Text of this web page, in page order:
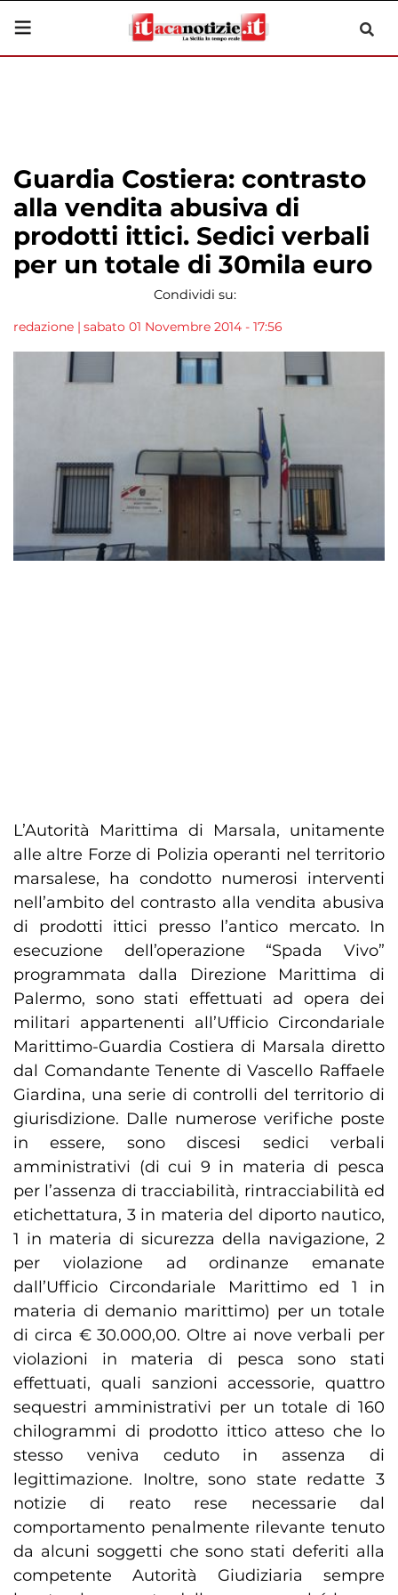
Guardia Costiera: contrasto
alla vendita abusiva di
prodotti ittici. Sedici verbali
per un totale di 30mila euro
Condividi su:
redazione | sabato 01 Novembre 2014 - 17:56
L’Autorità Marittima di Marsala, unitamente
alle altre Forze di Polizia operanti nel territorio
marsalese, ha condotto numerosi interventi
nell’ambito del contrasto alla vendita abusiva
di prodotti ittici presso l’antico mercato. In
esecuzione dell’operazione “Spada Vivo”
programmata dalla Direzione Marittima di
Palermo, sono stati effettuati ad opera dei
militari appartenenti all’Ufficio Circondariale
Marittimo-Guardia Costiera di Marsala diretto
dal Comandante Tenente di Vascello Raffaele
Giardina, una serie di controlli del territorio di
giurisdizione. Dalle numerose verifiche poste
in essere, sono discesi sedici verbali
amministrativi (di cui 9 in materia di pesca
per l’assenza di tracciabilità, rintracciabilità ed
etichettatura, 3 in materia del diporto nautico,
1 in materia di sicurezza della navigazione, 2
per violazione ad ordinanze emanate
dall’Ufficio Circondariale Marittimo ed 1 in
materia di demanio marittimo) per un totale
di circa € 30.000,00. Oltre ai nove verbali per
violazioni in materia di pesca sono stati
effettuati, quali sanzioni accessorie, quattro
sequestri amministrativi per un totale di 160
chilogrammi di prodotto ittico atteso che lo
stesso veniva ceduto in assenza di
legittimazione. Inoltre, sono state redatte 3
notizie di reato rese necessarie dal
comportamento penalmente rilevante tenuto
da alcuni soggetti che sono stati deferiti alla
competente Autorità Giudiziaria sempre